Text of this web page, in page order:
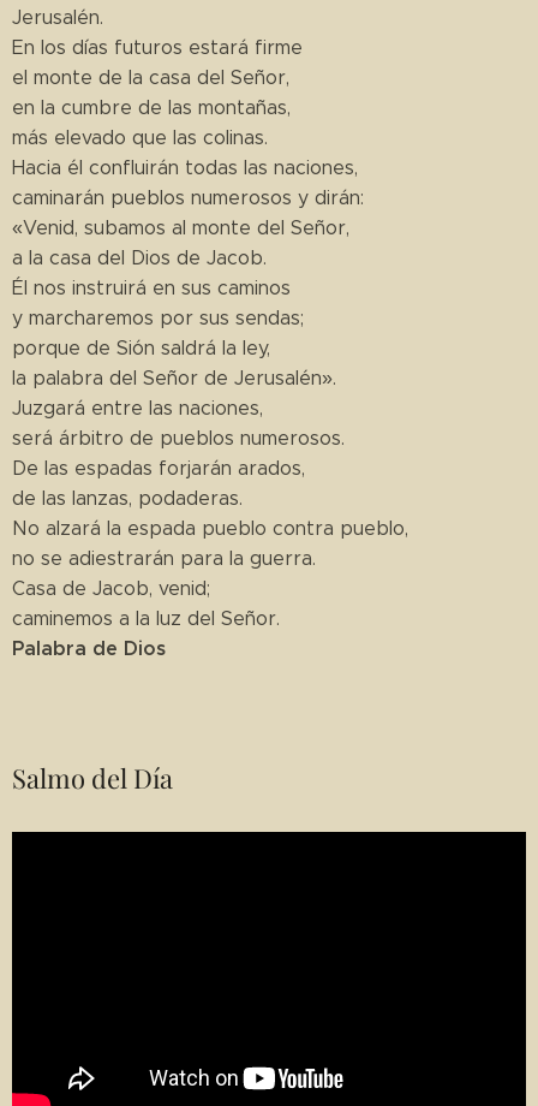
Jerusalén.
En los días futuros estará firme
el monte de la casa del Señor,
en la cumbre de las montañas,
más elevado que las colinas.
Hacia él confluirán todas las naciones,
caminarán pueblos numerosos y dirán:
«Venid, subamos al monte del Señor,
a la casa del Dios de Jacob.
Él nos instruirá en sus caminos
y marcharemos por sus sendas;
porque de Sión saldrá la ley,
la palabra del Señor de Jerusalén».
Juzgará entre las naciones,
será árbitro de pueblos numerosos.
De las espadas forjarán arados,
de las lanzas, podaderas.
No alzará la espada pueblo contra pueblo,
no se adiestrarán para la guerra.
Casa de Jacob, venid;
caminemos a la luz del Señor.
Palabra de Dios
Salmo del Día